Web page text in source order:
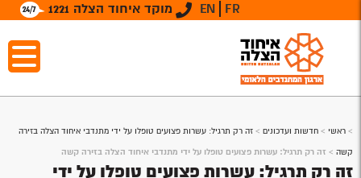
מוקד איחוד הצלה 1221 EN FR
> ראשי > חדשות ועדכונים > זה רק תרגיל: עשרות פצועים טופלו על ידי מתנדבי איחוד הצלה בזירה
קשה > זה רק תרגיל: עשרות פצועים טופלו על ידי מתנדבי איחוד הצלה בזירה קשה
זה רק תרגיל: עשרות פצועים טופלו על ידי